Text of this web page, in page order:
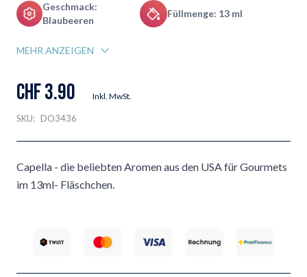
Geschmack:
Blaubeeren
Füllmenge: 13 ml
MEHR ANZEIGEN
CHF 3.90 Inkl. MwSt.
SKU: DO3436
Capella - die beliebten Aromen aus den USA für Gourmets
im 13ml- Fläschchen.